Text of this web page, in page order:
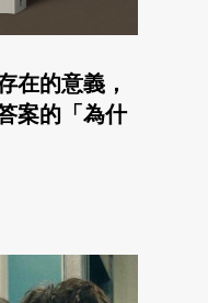
在的意義，
案的「為什